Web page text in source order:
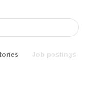
Job postings